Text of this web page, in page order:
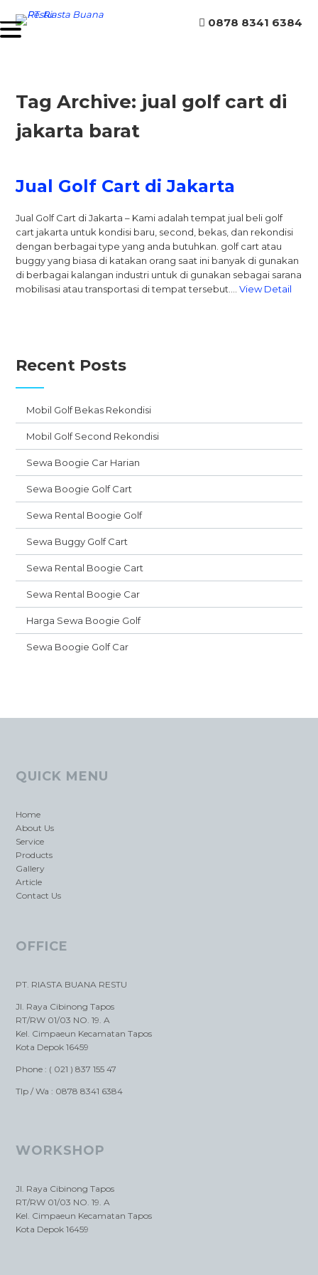
0878 8341 6384
Tag Archive: jual golf cart di
jakarta barat
Jual Golf Cart di Jakarta
Jual Golf Cart di Jakarta – Kami adalah tempat jual beli golf
cart jakarta untuk kondisi baru, second, bekas, dan rekondisi
dengan berbagai type yang anda butuhkan. golf cart atau
buggy yang biasa di katakan orang saat ini banyak di gunakan
di berbagai kalangan industri untuk di gunakan sebagai sarana
mobilisasi atau transportasi di tempat tersebut….View Detail
Recent Posts
Mobil Golf Bekas Rekondisi
Mobil Golf Second Rekondisi
Sewa Boogie Car Harian
Sewa Boogie Golf Cart
Sewa Rental Boogie Golf
Sewa Buggy Golf Cart
Sewa Rental Boogie Cart
Sewa Rental Boogie Car
Harga Sewa Boogie Golf
Sewa Boogie Golf Car
QUICK MENU
Home
About Us
Service
Products
Gallery
Article
Contact Us
OFFICE
PT. RIASTA BUANA RESTU
Jl. Raya Cibinong Tapos
RT/RW 01/03 NO. 19. A
Kel. Cimpaeun Kecamatan Tapos
Kota Depok 16459
Phone : ( 021 ) 837 155 47
Tlp / Wa : 0878 8341 6384
WORKSHOP
Jl. Raya Cibinong Tapos
RT/RW 01/03 NO. 19. A
Kel. Cimpaeun Kecamatan Tapos
Kota Depok 16459